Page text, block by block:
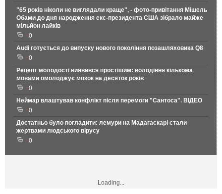
"65 років ніколи не виглядали краще", - фото-привітання Мішель
Обами до дня народження екс-президента США зібрало майже
мільйон лайків
0
Audi готується до випуску нового покоління позашляховика Q8
0
Рецепт молодості виявився простішим: володіння кількома
мовами омолоджує мозок на десяток років
0
Неймар влаштував конфлікт після перемоги "Сантоса". ВІДЕО
0
Достатньо було погладити: лемури на Мадагаскарі стали
жертвами людського вірусу
0
Loading...